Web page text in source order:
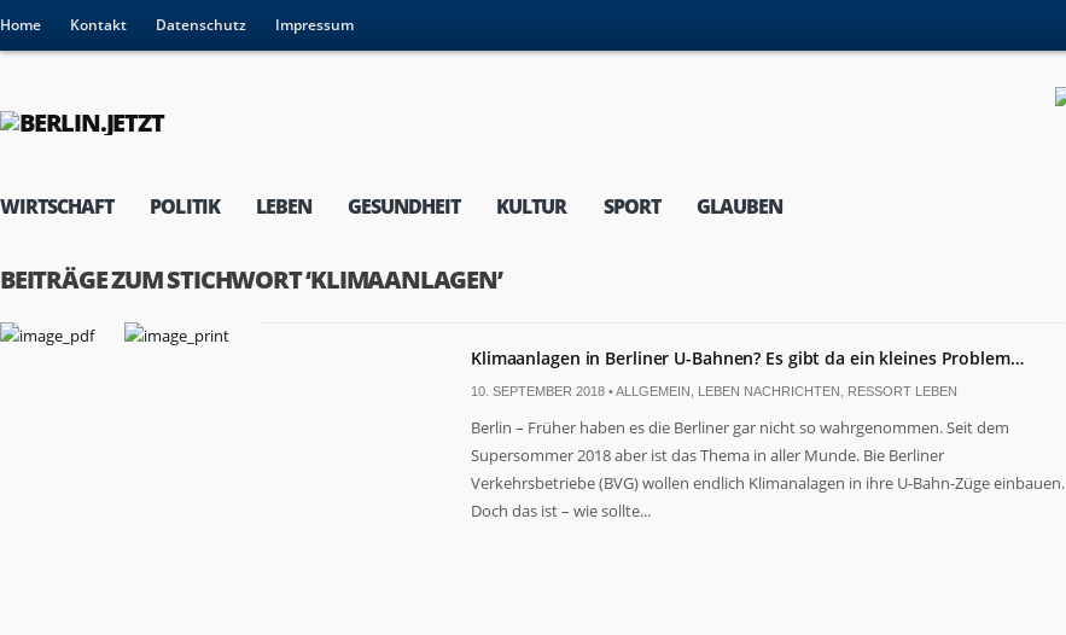
Home Kontakt Datenschutz Impressum
WIRTSCHAFT POLITIK LEBEN GESUNDHEIT KULTUR SPORT GLAUBEN
BEITRÄGE ZUM STICHWORT ‘KLIMAANLAGEN’
Klimaanlagen in Berliner U-Bahnen? Es gibt da ein kleines Problem…
10. SEPTEMBER 2018 •ALLGEMEIN LEBEN NACHRICHTEN RESSORT LEBEN
Berlin – Früher haben es die Berliner gar nicht so wahrgenommen. Seit dem
Supersommer 2018 aber ist das Thema in aller Munde. Bie Berliner
Verkehrsbetriebe (BVG) wollen endlich Klimanalagen in ihre U-Bahn-Züge einbauen.
Doch das ist – wie sollte...